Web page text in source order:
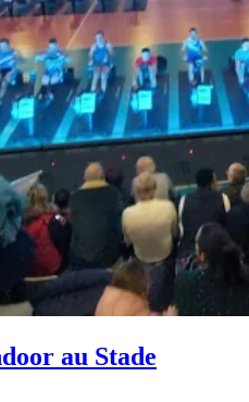
au Stade